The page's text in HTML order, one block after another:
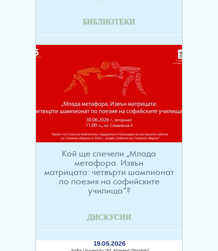
БИБЛИОТЕКИ
Кой ще спечели „Млада
метафора. Извън
матрицата: четвърти шампионат
по поезия на софийските
училища”?
ДИСКУСИИ